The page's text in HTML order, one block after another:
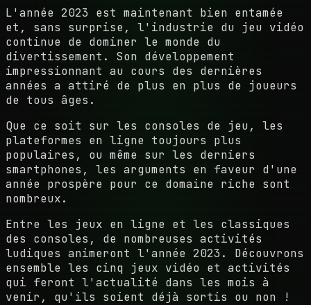
L'année 2023 est maintenant bien entamée
et, sans surprise, l'industrie du jeu vidéo
continue de dominer le monde du
divertissement. Son développement
impressionnant au cours des dernières
années a attiré de plus en plus de joueurs
de tous âges.
Que ce soit sur les consoles de jeu, les
plateformes en ligne toujours plus
populaires, ou même sur les derniers
smartphones, les arguments en faveur d'une
année prospère pour ce domaine riche sont
nombreux.
Entre les jeux en ligne et les classiques
des consoles, de nombreuses activités
ludiques animeront l'année 2023. Découvrons
ensemble les cinq jeux vidéo et activités
qui feront l'actualité dans les mois à
venir, qu'ils soient déjà sortis ou non !